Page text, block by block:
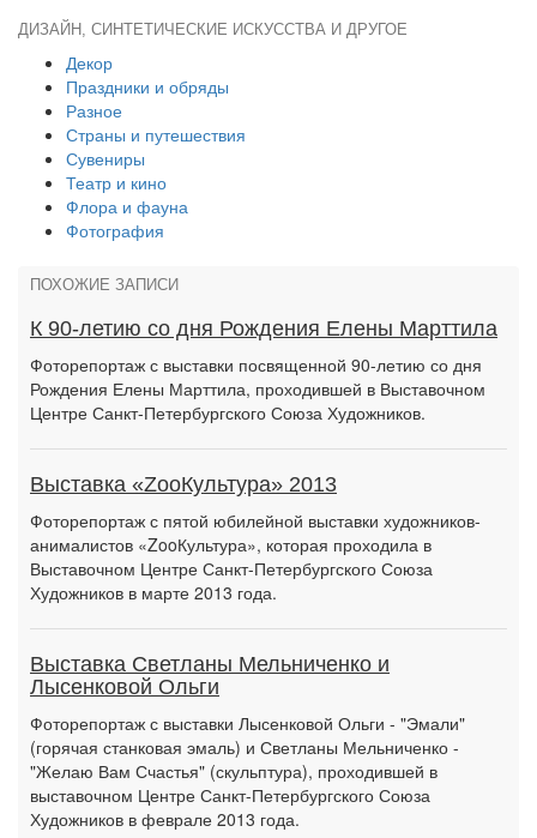
ДИЗАЙН, СИНТЕТИЧЕСКИЕ ИСКУССТВА И ДРУГОЕ
Декор
Праздники и обряды
Разное
Страны и путешествия
Сувениры
Театр и кино
Флора и фауна
Фотография
ПОХОЖИЕ ЗАПИСИ
К 90-летию со дня Рождения Елены Марттила
Фоторепортаж с выставки посвященной 90-летию со дня
Рождения Елены Марттила, проходившей в Выставочном
Центре Санкт-Петербургского Союза Художников.
Выставка «ZooКультура» 2013
Фоторепортаж с пятой юбилейной выставки художников-
анималистов «ZooКультура», которая проходила в
Выставочном Центре Санкт-Петербургского Союза
Художников в марте 2013 года.
Выставка Светланы Мельниченко и
Лысенковой Ольги
Фоторепортаж с выставки Лысенковой Ольги - "Эмали"
(горячая станковая эмаль) и Светланы Мельниченко -
"Желаю Вам Счастья" (скульптура), проходившей в
выставочном Центре Санкт-Петербургского Союза
Художников в феврале 2013 года.